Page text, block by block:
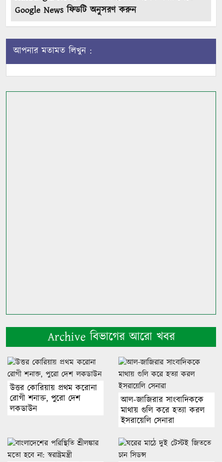
Google News ফিডটি অনুসরণ করুন
আপনার মতামত লিখুন :
Archive বিভাগের আরো খবর
উত্তর কোরিয়ায় প্রথম করোনা
রোগী শনাক্ত, পুরো দেশ
লকডাউন
আল-জাজিরার সাংবাদিককে
মাথায় গুলি করে হত্যা করল
ইসরায়েলি সেনারা